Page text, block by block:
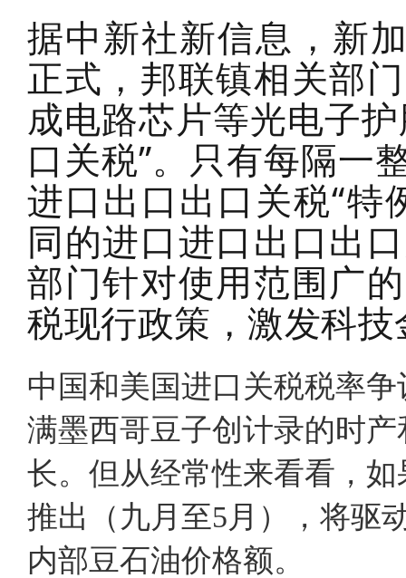
据中新社新信息，新
正式，邦联镇相关部
成电路芯片等光电子
口关税”。只有每隔一
进口出口出口关税“特
同的进口进口出口出
部门针对使用范围广
税现行政策，激发科
中国和美国进口关税税率
满墨西哥豆子创计录的时
长。但从经常性来看看，
推出（九月至5月），将驱
内部豆石油价格额。